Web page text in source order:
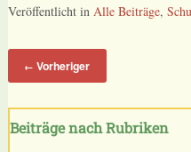
Veröffentlicht in Alle Beiträge,
← Vorheriger
Beiträge nach Rubriken